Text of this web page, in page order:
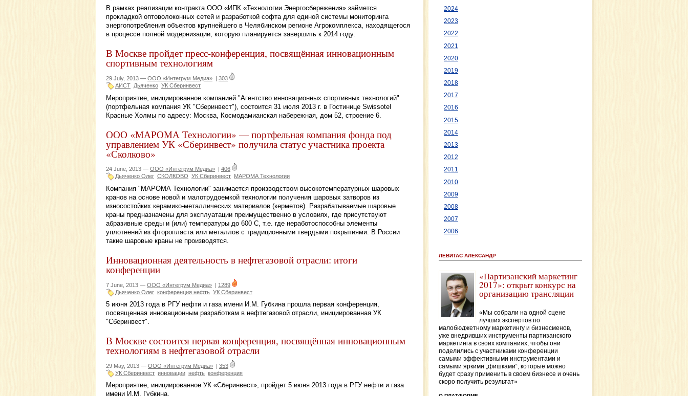
В рамках реализации контракта ООО «ИПК «Технологии Энергосбережения» займется
прокладкой оптоволоконных сетей и разработкой софта для единой системы мониторинга
энергопотребления объектов крупнейшего в Челябинском регионе Агрокомплекса, находящегося
в процессе полной модернизации, которую планируется завершить к 2014 году.
В Москве пройдет пресс-конференция, посвящённая инновационным
спортивным технологиям
29 July, 2013 — ООО «Интегрум Медиа» | 303
АИСТ Дьяченко УК Сберинвест
Мероприятие, инициированное компанией "Агентство инновационных спортивных технологий"
(портфельная компания УК "Сберинвест"), состоится 31 июля 2013 г. в Гостинице Swissotel
Красные Холмы по адресу: Москва, Космодамианская набережная, дом 52, строение 6.
ООО «МАРОМА Технологии» — портфельная компания фонда под
управлением УК «Сберинвест» получила статус участника проекта
«Сколково»
24 June, 2013 — ООО «Интегрум Медиа»
406
Дьяченко Олег СКОЛКОВО УК Сберинвест МАРОМА Технологии
Компания "МАРОМА Технологии" занимается производством высокотемпературных шаровых
кранов на основе новой и малотрудоемкой технологии получения шаровых затворов из
износостойких керамико-металлических материалов (керметов). Разрабатываемые шаровые
краны предназначены для эксплуатации преимущественно в условиях, где присутствуют
абразивные среды и (или) температуры до 600 С, т.е. где неработоспособны элементы
уплотнений из фторопласта или металлов с традиционными твердыми покрытиями. В России
такие шаровые краны не производятся.
Инновационная деятельность в нефтегазовой отрасли: итоги
конференции
7 June, 2013 — ООО «Интегрум Медиа» | 1289
Дьяченко Олег конференция нефть УК Сберинвест
5 июня 2013 года в РГУ нефти и газа имени И.М. Губкина прошла первая конференция,
посвященная инновационным разработкам в нефтегазовой отрасли, инициированная УК
"Сберинвест".
В Москве состоится первая конференция, посвящённая инновационным
технологиям в нефтегазовой отрасли
29 May, 2013 — ООО «Интегрум Медиа» | 353
УК Сберинвест инновации нефть конференция
Мероприятие, инициированное УК «Сберинвест», пройдет 5 июня 2013 года в РГУ нефти и газа
имени И.М. Губкина.
2024
2023
2022
2021
2020
2019
2018
2017
2016
2015
2014
2013
2012
2011
2010
2009
2008
2007
2006
ЛЕВИТАС АЛЕКСАНДР
«Партизанский маркетинг
2017»: открыт конкурс на
организацию трансляции
«Мы собрали на одной сцене
лучших экспертов по
малобюджетному маркетингу и бизнесменов,
уже внедривших инструменты партизанского
маркетинга в своих компаниях, чтобы они
поделились с участниками конференции
самыми эффективными инструментами и
самыми яркими „фишками“, которые можно
будет сразу применить в своем бизнесе и очень
скоро получить результат»